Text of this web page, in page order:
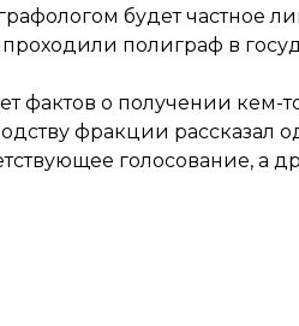
будет частное
полиграф в
фактов о получении кем-
фракции рассказал
голосование, а